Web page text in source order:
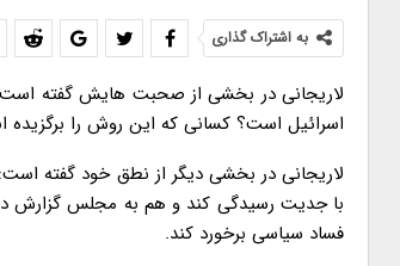
به اشتراک گذاری
لاریجانی در بخشی از صحبت هایش گفته
اسرائیل است؟ کسانی که این روش را برگزیده
با جدیت رسیدگی کند و هم به مجلس گزارش
فساد سیاسی برخورد کند.